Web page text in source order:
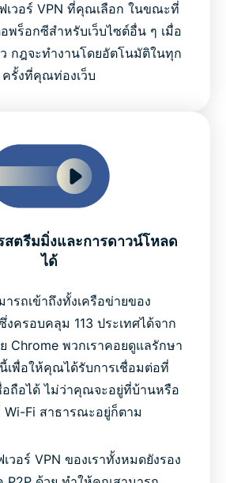
เวอร์ VPN ที่คุณเลือก ในขณะที่
พร็อกซีสำหรับเว็บไซต์อื่น ๆ เมื่อ
กฎจะทำงานโดยอัตโนมัติในทุก
ครั้งที่คุณท่องเว็บ
สตรีมมิ่งและการดาวน์โหลด
ได้
รถเข้าถึงทั้งเครือข่ายของ
งครอบคลุม 113 ประเทศได้จาก
Chrome พวกเราคอยดูแลรักษา
เพื่อให้คุณได้รับการเชื่อมต่อที่
อถือได้ ไม่ว่าคุณจะอยู่ที่บ้านหรือ
Wi-Fi สาธารณะอยู่ก็ตาม
วอร์ VPN ของเราทั้งหมดยังรอง